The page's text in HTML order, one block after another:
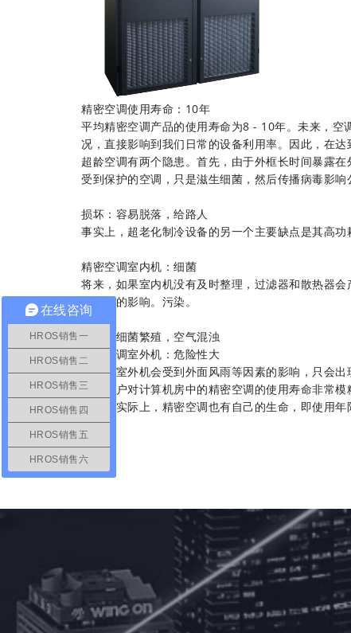
精密空调使用寿命：10年
平均精密空调产品的使用寿命为8 - 10年。未来，
况，直接影响到我们日常的设备利用率。因此，在
超龄空调有两个隐患。首先，由于外框长时间暴露
受到保护的空调，只是滋生细菌，然后传播病毒影响
损坏：容易脱落，给路人
事实上，超老化制冷设备的另一个主要缺点是其高
精密空调室内机：细菌
将来，如果室内机没有及时整理，过滤器和散热器
同程度的影响。污染。
损坏：细菌繁殖，空气混浊
精密空调室外机：危险性大
将来，室外机会受到外面风雨等因素的影响，只会出
许多用户对计算机房中的精密空调的使用寿命非常
念。但实际上，精密空调也有自己的生命，即使用
在线咨询
HROS销售一
HROS销售二
HROS销售三
HROS销售四
HROS销售五
HROS销售六